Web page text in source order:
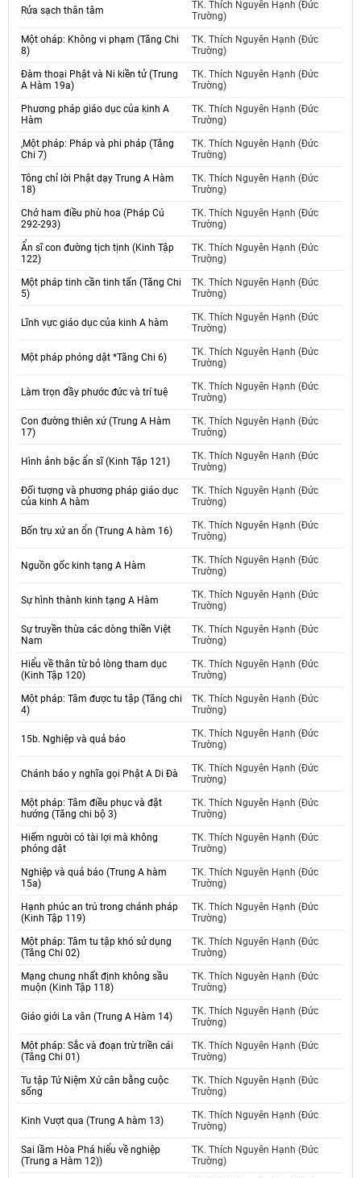
Rửa sạch thân tâm
TK. Thích Nguyên Hạnh (Đức
Trường)
Một oháp: Không vi phạm (Tăng Chi
8)
TK. Thích Nguyên Hạnh (Đức
Trường)
Đàm thoại Phật và Ni kiền tử (Trung
A Hàm 19a)
TK. Thích Nguyên Hạnh (Đức
Trường)
Phương pháp giáo dục của kinh A
Hàm
TK. Thích Nguyên Hạnh (Đức
Trường)
,Một pháp: Pháp và phi pháp (Tăng
Chi 7)
TK. Thích Nguyên Hạnh (Đức
Trường)
Tông chỉ lời Phật dạy Trung A Hàm
18)
TK. Thích Nguyên Hạnh (Đức
Trường)
Chớ ham điều phù hoa (Pháp Cú
292-293)
TK. Thích Nguyên Hạnh (Đức
Trường)
Ẩn sĩ con đường tịch tịnh (Kinh Tập
122)
TK. Thích Nguyên Hạnh (Đức
Trường)
Một pháp tinh cần tinh tấn (Tăng Chi
5)
TK. Thích Nguyên Hạnh (Đức
Trường)
Lĩnh vực giáo dục của kinh A hàm
TK. Thích Nguyên Hạnh (Đức
Trường)
Một pháp phóng dật *Tăng Chi 6)
TK. Thích Nguyên Hạnh (Đức
Trường)
Làm trọn đầy phước đức và trí tuệ
TK. Thích Nguyên Hạnh (Đức
Trường)
Con đường thiên xứ (Trung A Hàm
17)
TK. Thích Nguyên Hạnh (Đức
Trường)
Hình ảnh bậc ẩn sĩ (Kinh Tập 121)
TK. Thích Nguyên Hạnh (Đức
Trường)
Đối tượng và phương pháp giáo dục
của kinh A hàm
TK. Thích Nguyên Hạnh (Đức
Trường)
Bốn trụ xứ an ổn (Trung A hàm 16)
TK. Thích Nguyên Hạnh (Đức
Trường)
Nguồn gốc kinh tạng A Hàm
TK. Thích Nguyên Hạnh (Đức
Trường)
Sự hình thành kinh tạng A Hàm
TK. Thích Nguyên Hạnh (Đức
Trường)
Sự truyền thừa các dòng thiền Việt
Nam
TK. Thích Nguyên Hạnh (Đức
Trường)
Hiểu về thân từ bỏ lòng tham dục
(Kinh Tập 120)
TK. Thích Nguyên Hạnh (Đức
Trường)
Một pháp: Tâm được tu tập (Tăng chi
4)
TK. Thích Nguyên Hạnh (Đức
Trường)
15b. Nghiệp và quả báo
TK. Thích Nguyên Hạnh (Đức
Trường)
Chánh báo y nghĩa gọi Phật A Di Đà
TK. Thích Nguyên Hạnh (Đức
Trường)
Một pháp: Tâm điều phục và đặt
hướng (Tăng chi bộ 3)
TK. Thích Nguyên Hạnh (Đức
Trường)
Hiếm người có tài lợi mà không
phóng dật
TK. Thích Nguyên Hạnh (Đức
Trường)
Nghiệp và quả báo (Trung A hàm
15a)
TK. Thích Nguyên Hạnh (Đức
Trường)
Hạnh phúc an trú trong chánh pháp
(Kinh Tập 119)
TK. Thích Nguyên Hạnh (Đức
Trường)
Một pháp: Tâm tu tập khó sử dụng
(Tăng Chi 02)
TK. Thích Nguyên Hạnh (Đức
Trường)
Mạng chung nhất định không sầu
muộn (Kinh Tập 118)
TK. Thích Nguyên Hạnh (Đức
Trường)
Giáo giới La vân (Trung A Hàm 14)
TK. Thích Nguyên Hạnh (Đức
Trường)
Một pháp: Sắc và đoạn trừ triền cái
(Tăng Chi 01)
TK. Thích Nguyên Hạnh (Đức
Trường)
Tu tập Tứ Niệm Xứ cân bằng cuộc
sống
TK. Thích Nguyên Hạnh (Đức
Trường)
Kinh Vượt qua (Trung A hàm 13)
TK. Thích Nguyên Hạnh (Đức
Trường)
Sai lầm Hòa Phá hiểu về nghiệp
(Trung a Hàm 12))
TK. Thích Nguyên Hạnh (Đức
Trường)